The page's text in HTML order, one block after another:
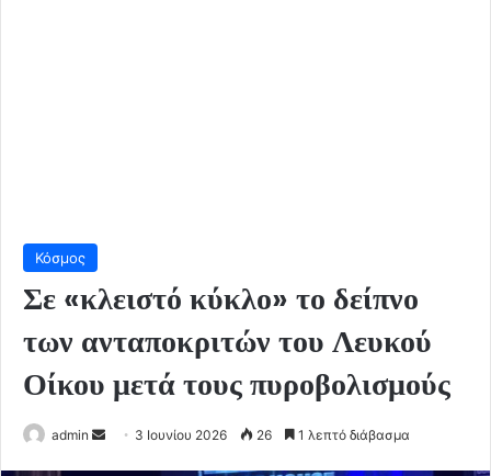
Κόσμος
Σε «κλειστό κύκλο» το δείπνο
των ανταποκριτών του Λευκού
Οίκου μετά τους πυροβολισμούς
admin
Send 3 Ιουνίου 2026 26 1 λεπτό διάβασμα